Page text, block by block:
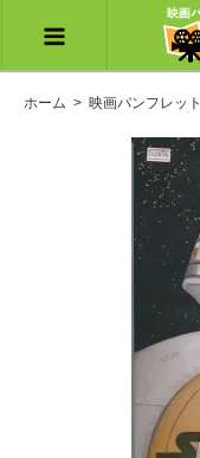
ホーム > 映画パンフレット